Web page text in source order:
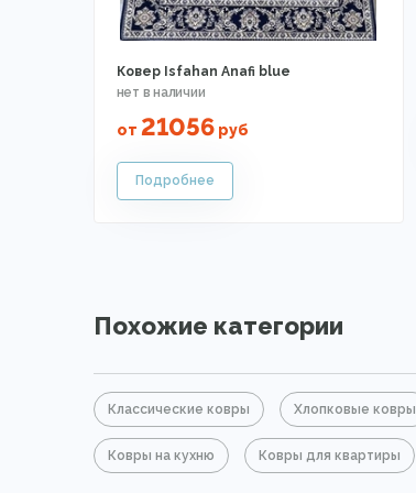
Ковер Isfahan Anafi blue
от 21056руб
Похожие категории
Классические ковры Хлопковые ковры
Ковры на кухню Ковры для квартиры